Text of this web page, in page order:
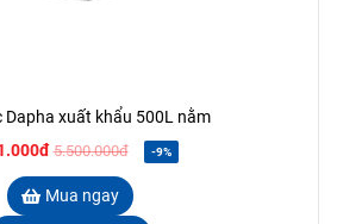
Dapha xuất khẩu 500L nằm
5.500.000đ -9%
Mua ngay